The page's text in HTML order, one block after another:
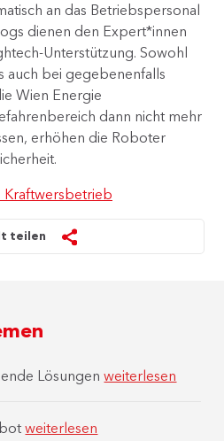
an das Betriebspersonal
dienen den Expert*innen
Unterstützung. Sowohl
auch bei gegebenenfalls
Wien Energie
dann nicht mehr
erhöhen die Roboter
teilen
Lösungenweiterlesen
weiterlesen